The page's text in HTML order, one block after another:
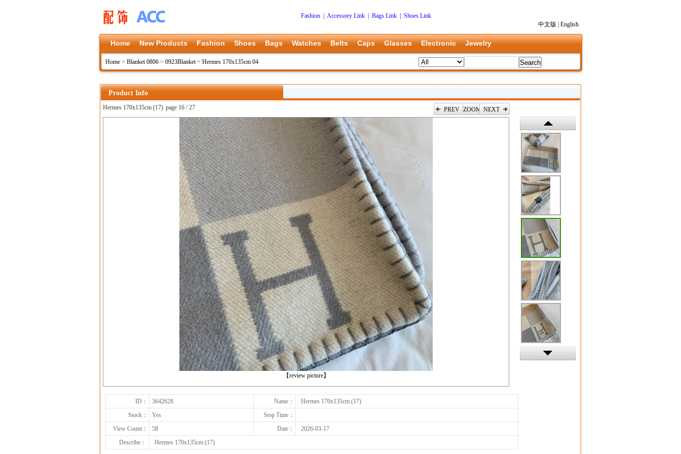
Fashion Accessory Link Bags Link
Shoes Link
中文版
English
Home New Products Fashion Shoes Bags Watches Belts Caps Glasses Electronic Jewelry
Home > Blanket 0806 > 0923Blanket> Hermes 170x135cm 04
Product Info
Hermes 170x135cm (17) page 16 / 27 PREV ZOOM NEXT
【review picture】
上一张
下一张
ID： 3642628 Name：
Hermes 170x135cm (17)
Stock：
Yes
Stop Time：
View Count：
58 Date：
2026-03-17
Describe：
Hermes 170x135cm (17)